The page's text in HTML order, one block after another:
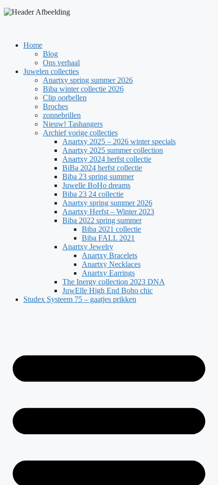
Spring
Home
Blog
Ons verhaal
Juwelen collecties
Anartxy spring summer 2026
Biba winter collectie 2026
Clip oorbellen
Broches
zonnebrillen
Nieuw! Tashangers
Archief vorige collecties
Anartxy 2025 – 2026 winter specials
Anartxy 2025 summer collection
Anartxy 2024 herfst collectie
BiBa 2024 herfst collectie
Biba 23 spring summer
Juwelle BoHo dreams
Biba 23 24 collectie
Anartxy spring summer 2026
Anartxy Herfst – Winter 2023
Biba 2022 spring summer
Biba 2021 collectie
Biba FALL 2021
Anartxy Jewelry
Anartxy Bracelets
Anartxy Necklaces
Anartxy Earrings
The Inergy collection 2023 DNA
JuwElle High End Boho chic
Studex Systeem 75 – gaatjes prikken